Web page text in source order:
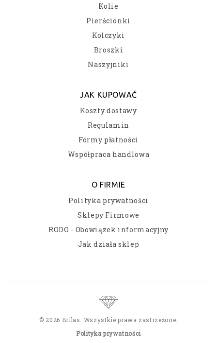
Kolie
Pierścionki
Kolczyki
Broszki
Naszyjniki
JAK KUPOWAĆ
Koszty dostawy
Regulamin
Formy płatności
Współpraca handlowa
O FIRMIE
Polityka prywatności
Sklepy Firmowe
RODO - Obowiązek informacyjny
Jak działa sklep
© 2026 Brilas. Wszystkie prawa zastrzeżone.
Polityka prywatności